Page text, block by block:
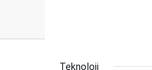
Teknoloji